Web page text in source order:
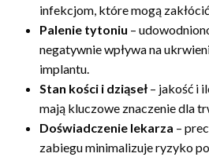
infekcjom, które mogą
Palenie tytoniu –
negatywnie wpływa na
implantu.
Stan kości i dziąseł – jakość i
mają kluczowe znaczenie dla
Doświadczenie lekarza –
zabiegu minimalizuje ryzyko